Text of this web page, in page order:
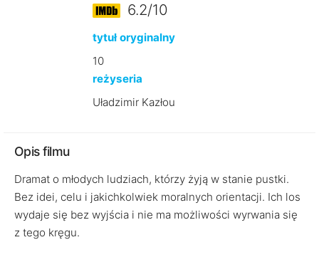
6.2/10
tytuł oryginalny
10
reżyseria
Uładzimir Kazłou
Opis filmu
Dramat o młodych ludziach, którzy żyją w stanie pustki.
Bez idei, celu i jakichkolwiek moralnych orientacji. Ich los
wydaje się bez wyjścia i nie ma możliwości wyrwania się
z tego kręgu.